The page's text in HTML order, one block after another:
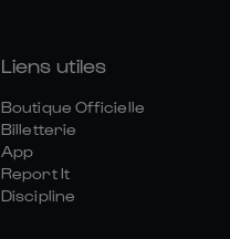
Liens utiles
Boutique Officielle
Billetterie
App
Report It
Discipline